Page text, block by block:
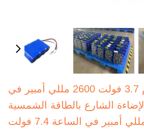
بطارية ليثيوم 3.7 فولت 2600 مللي أمبير في
الساعة 2S2P لإضاءة الشارع بالطاقة الشمسية